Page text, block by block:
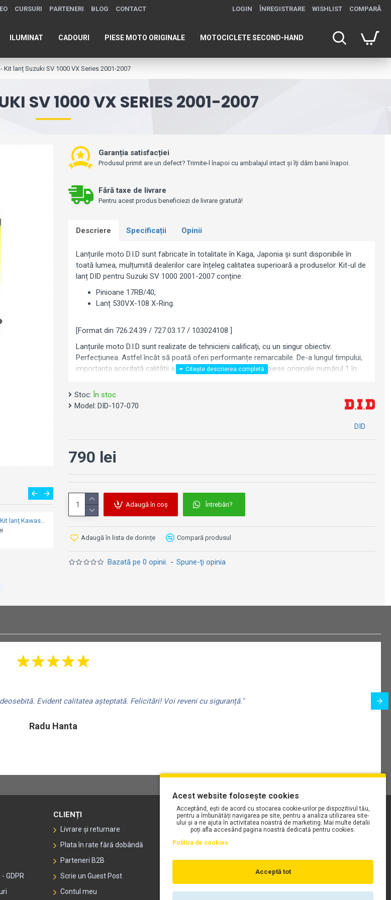
CURSURI PARTENERI BLOG CONTACT LOGIN ÎNREGISTRARE WISHLIST COMPARĂ
ILUMINAT CADOURI PIESE MOTO ORIGINALE MOTOCICLETE SECOND-HAND
Kit lanț Suzuki SV 1000 VX Series 2001-2007
SV 1000 VX SERIES 2001-2007
Fără taxe de livrare
Pentru acest produs beneficiezi de livrare gratuită!
Garanția satisfacției
Produsul primit are un defect? Trimite-l înapoi cu ambalajul intact și îți dăm banii înapoi.
Descriere Specificații Opinii
Lanțurile moto D.I.D sunt fabricate în totalitate în Kaga, Japonia și sunt disponibile în
toată lumea, mulțumită dealerilor care înțeleg calitatea superioară a produselor. Kit-ul de
lanț DID pentru Suzuki SV 1000 2001-2007 conține:
Pinioane 17RB/40,
Lanț 530VX-108 X-Ring.
[Format din 726.24.39 / 727.03.17 / 103024108 ]
Lanțurile moto D.I.D sunt realizate de tehnicieni calificați, cu un singur obiectiv:
Perfecțiunea. Astfel încât să poată oferi performanțe remarcabile. De-a lungul timpului,
importanța acordată calității a făcut din D.I.D furnizorul de piese originale numărul 1 în
Stoc: În stoc
Model: DID-107-070
DID
Bazată pe 0 opinii. - Spune-ţi opinia
790 lei
Adaugă în coș Întrebări?
Adaugă în lista de dorințe Compară produsul
Evident calitatea așteptată. Felicitări! Voi reveni cu siguranță."
Radu Hanta
GDPR
CLIENȚI
Livrare și returnare
Plata în rate fără dobândă
Parteneri B2B
Scrie un Guest Post
Contul meu
PLAYLIST-UL WORK MOTORS PE SPOTIFY
Acest website folosește cookies
Acceptând, ești de acord cu stocarea cookie-urilor pe dispozitivul tău,
pentru a îmbunătăți navigarea pe site, pentru a analiza utilizarea site-
ului și a ne ajuta în activitatea noastră de marketing. Mai multe detalii
poți afla accesând pagina noastră dedicată pentru cookies.
Politica de cookies
Acceptă tot